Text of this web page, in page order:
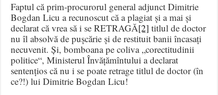
Faptul că prim-procurorul general adjunct Dimitrie
Bogdan Licu a recunoscut că a plagiat și a mai și
declarat că vrea să i se RETRAGĂ[2] titlul de doctor
nu îl absolvă de pușcărie și de restituit banii încasați
necuvenit. Și, bomboana pe coliva „corectitudinii
politice“, Ministerul Învățămîntului a declarat
sentențios că nu i se poate retrage titlul de doctor (în
ce?!) lui Dimitrie Bogdan Licu!